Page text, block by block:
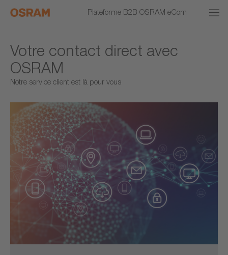
Plateforme B2B OSRAM eCom
Votre contact direct avec
OSRAM
Notre service client est là pour vous